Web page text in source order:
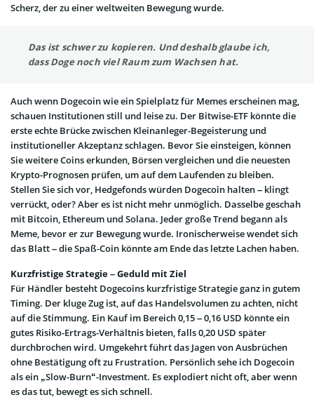
Scherz, der zu einer weltweiten Bewegung wurde.
Das ist schwer zu kopieren. Und deshalb glaube ich,
dass Doge noch viel Raum zum Wachsen hat.
Auch wenn Dogecoin wie ein Spielplatz für Memes erscheinen mag,
schauen Institutionen still und leise zu. Der Bitwise-ETF könnte die
erste echte Brücke zwischen Kleinanleger-Begeisterung und
institutioneller Akzeptanz schlagen. Bevor Sie einsteigen, können
Sie weitere Coins erkunden, Börsen vergleichen und die neuesten
Krypto-Prognosen prüfen, um auf dem Laufenden zu bleiben.
Stellen Sie sich vor, Hedgefonds würden Dogecoin halten – klingt
verrückt, oder? Aber es ist nicht mehr unmöglich. Dasselbe geschah
mit Bitcoin, Ethereum und Solana. Jeder große Trend begann als
Meme, bevor er zur Bewegung wurde. Ironischerweise wendet sich
das Blatt – die Spaß-Coin könnte am Ende das letzte Lachen haben.
Kurzfristige Strategie – Geduld mit Ziel
Für Händler besteht Dogecoins kurzfristige Strategie ganz in gutem
Timing. Der kluge Zug ist, auf das Handelsvolumen zu achten, nicht
auf die Stimmung. Ein Kauf im Bereich 0,15 – 0,16 USD könnte ein
gutes Risiko-Ertrags-Verhältnis bieten, falls 0,20 USD später
durchbrochen wird. Umgekehrt führt das Jagen von Ausbrüchen
ohne Bestätigung oft zu Frustration. Persönlich sehe ich Dogecoin
als ein „Slow-Burn“-Investment. Es explodiert nicht oft, aber wenn
es das tut, bewegt es sich schnell.